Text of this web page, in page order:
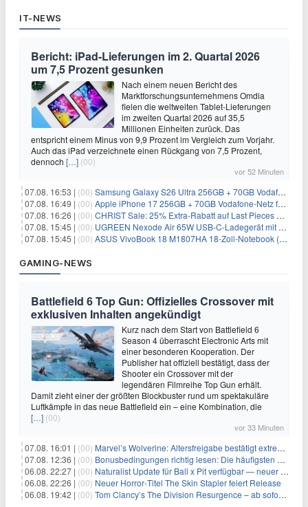
IT-NEWS
Bericht: iPad-Lieferungen im 2. Quartal 2026
um 7,5 Prozent gesunken
Nach einem neuen Bericht des
Marktforschungsunternehmens Omdia
fielen die weltweiten Tablet-Lieferungen
im zweiten Quartal 2026 auf 35,5
Millionen Einheiten zurück. Das
entspricht einem Minus von 9,9 Prozent im Vergleich zum Vorjahr.
Auch das iPad verzeichnete einen Rückgang von 7,5 Prozent,
dennoch […] (00)
vor 52 Minuten
07.08. 16:53 | (00) Samsung Galaxy S26 Ultra 256GB + 70GB Vodafone-Netz für 34,99€/Monat (effektiv 5,99€/Monat)
07.08. 16:49 | (00) Apple iPhone 17 256GB + 70GB Vodafone-Netz für 34,99€/Monat (effektiv 6,41€/Monat)
07.08. 16:26 | (00) CHRIST Sale: 25% Extra-Rabatt auf Last Pieces bei Schmuck & Uhren
07.08. 15:45 | (00) UGREEN Nexode Air 65W USB-C-Ladegerät mit GaN-Technik für 24,99€
07.08. 15:45 | (00) ASUS VivoBook 18 M1807HA 18-Zoll-Notebook (Ryzen 7, 16GB) für 734,57€
GAMING-NEWS
Battlefield 6 Top Gun: Offizielles Crossover mit
exklusiven Inhalten angekündigt
Kurz nach dem Start von Battlefield 6
Season 4 überrascht Electronic Arts mit
einer besonderen Kooperation. Der
Publisher hat offiziell bestätigt, dass der
Shooter ein Crossover mit der
legendären Filmreihe Top Gun erhält.
Damit zieht einer der größten Blockbuster rund um spektakuläre
Luftkämpfe in das neue Battlefield ein – eine Kombination, die
[…] (00)
vor 33 Minuten
07.08. 16:01 | (00) Marvel’s Wolverine: Altersfreigabe bestätigt extreme Gewalt und düstere Szenen
07.08. 12:36 | (00) Bonusbedingungen richtig lesen: Die häufigsten Stolperfallen
06.08. 22:27 | (00) Naturalist Update für Ball x Pit verfügbar — neuer Content auf allen Plattformen
06.08. 22:26 | (00) Neuer Horror‑Titel The Skin Stapler feiert Release
06.08. 19:42 | (00) Tom Clancy’s The Division Resurgence – ab sofort für euch verfügbar